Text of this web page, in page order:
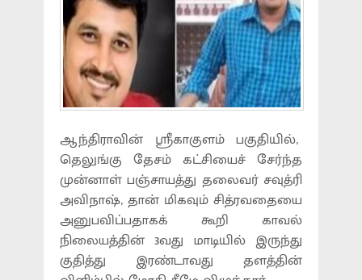
ஆந்திராவின் ஸ்ரீகாகுளம் பகுதியில்,
தெலுங்கு தேசம் கட்சியைச் சேர்ந்த
முன்னாள் பஞ்சாயத்து தலைவர் சவுத்ரி
அவிநாஷ், தான் மிகவும் சித்ரவதையை
அனுபவிப்பதாகக் கூறி காவல்
நிலையத்தின் 3வது மாடியில் இருந்து
குதித்து இரண்டாவது தளத்தின்